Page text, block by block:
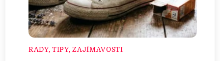
RADY, TIPY, ZAJÍMAVOSTI